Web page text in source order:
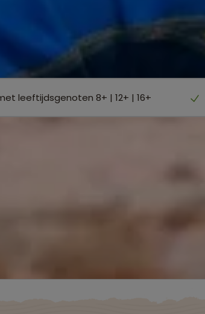
leeftijdsgenoten 8+ | 12+ | 16+